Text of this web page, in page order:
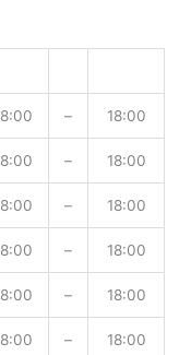
– 18:00
– 18:00
– 18:00
– 18:00
– 18:00
– 18:00